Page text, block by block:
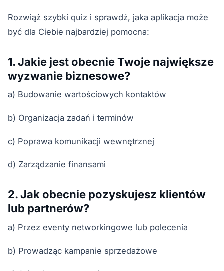
Rozwiąż szybki quiz i sprawdź, jaka aplikacja może
być dla Ciebie najbardziej pomocna:
1. Jakie jest obecnie Twoje największe
wyzwanie biznesowe?
a) Budowanie wartościowych kontaktów
b) Organizacja zadań i terminów
c) Poprawa komunikacji wewnętrznej
d) Zarządzanie finansami
2. Jak obecnie pozyskujesz klientów
lub partnerów?
a) Przez eventy networkingowe lub polecenia
b) Prowadząc kampanie sprzedażowe